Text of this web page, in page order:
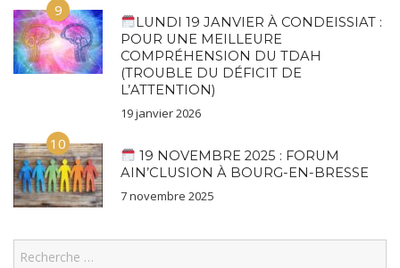
9
LUNDI 19 JANVIER À CONDEISSIAT :
POUR UNE MEILLEURE
COMPRÉHENSION DU TDAH
(TROUBLE DU DÉFICIT DE
L’ATTENTION)
19 janvier 2026
10
19 NOVEMBRE 2025 : FORUM
AIN’CLUSION À BOURG-EN-BRESSE
7 novembre 2025
Search